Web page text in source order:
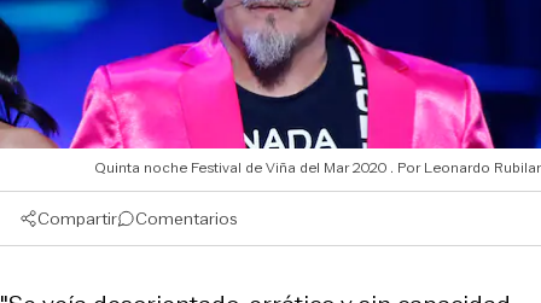
Quinta noche Festival de Viña del Mar 2020 Leonardo Rubilar
Compartir Comentarios